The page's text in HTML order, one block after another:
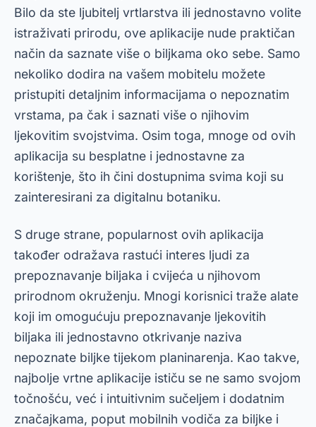
Bilo da ste ljubitelj vrtlarstva ili jednostavno volite
istraživati prirodu, ove aplikacije nude praktičan
način da saznate više o biljkama oko sebe. Samo
nekoliko dodira na vašem mobitelu možete
pristupiti detaljnim informacijama o nepoznatim
vrstama, pa čak i saznati više o njihovim
ljekovitim svojstvima. Osim toga, mnoge od ovih
aplikacija su besplatne i jednostavne za
korištenje, što ih čini dostupnima svima koji su
zainteresirani za digitalnu botaniku.
S druge strane, popularnost ovih aplikacija
također odražava rastući interes ljudi za
prepoznavanje biljaka i cvijeća u njihovom
prirodnom okruženju. Mnogi korisnici traže alate
koji im omogućuju prepoznavanje ljekovitih
biljaka ili jednostavno otkrivanje naziva
nepoznate biljke tijekom planinarenja. Kao takve,
najbolje vrtne aplikacije ističu se ne samo svojom
točnošću, već i intuitivnim sučeljem i dodatnim
značajkama, poput mobilnih vodiča za biljke i